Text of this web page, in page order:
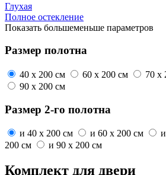
Глухая
Полное остекление
Показать большеменьше параметров
Размер полотна
40 x 200 см 60 x 200 см 70 x
90 x 200 см
Размер 2-го полотна
и 40 x 200 см и 60 x 200 см и
200 см
и 90 x 200 см
Комплект для двери